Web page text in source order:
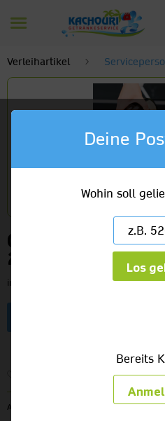
Verleihartikel
25,00 €
inkl. MwSt. zzgl. Versandkosten
Artikel-Nr.: ART6
Deine
Wohin soll
Los
Bereits